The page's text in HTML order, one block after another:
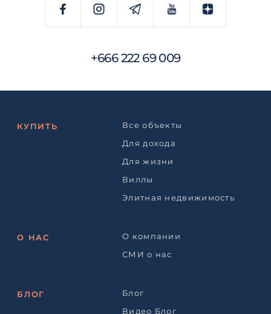
+666 222 69 009
КУПИТЬ
Все объекты
Для дохода
Для жизни
Виллы
Элитная недвижимость
О НАС
О компании
СМИ о нас
БЛОГ
Блог
Видео Блог